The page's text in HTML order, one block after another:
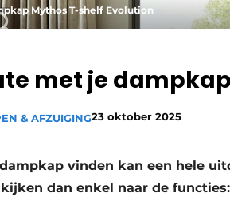
aanmelden
Mythos T-shelf Evolution
met je
& AFZUIGING23 oktober 2025
vinden kan een hele
dan enkel naar de